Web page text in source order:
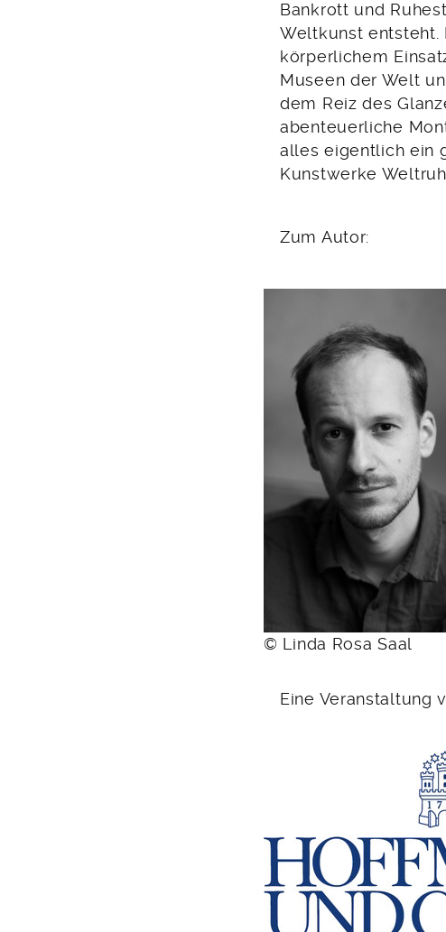
Bankrott und
Weltkunst entsteht.
körperlichem
Museen der Welt
dem Reiz des
abenteuerliche
alles eigentlich ein
Kunstwerke
Zum Autor:
© Linda Rosa Saal
Eine Veranstaltung